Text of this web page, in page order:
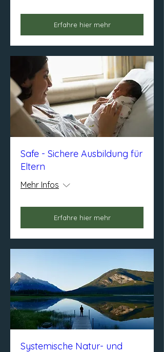
Erfahre hier mehr
Safe - Sichere Ausbildung für
Eltern
Mehr Infos
Erfahre hier mehr
Systemische Natur- und